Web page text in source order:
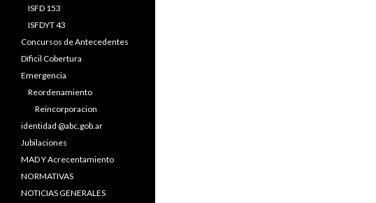
ISFD 153
ISFDYT 43
Concursos de Antecedentes
Díficil Cobertura
Emergencia
Reordenamiento
Reincorporacion
identidad @abc.gob.ar
Jubilaciones
MAD Y Acrecentamiento
NORMATIVAS
NOTICIAS GENERALES